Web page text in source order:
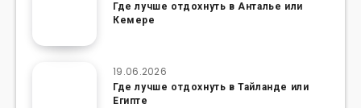
Где лучше отдохнуть в Анталье или
Кемере
19.06.2026
Где лучше отдохнуть в Тайланде или
Египте